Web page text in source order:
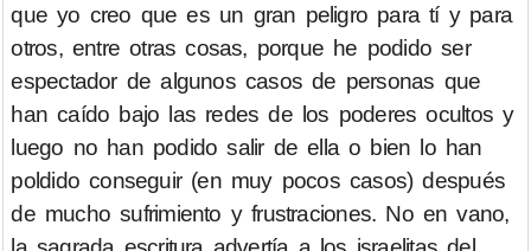
que yo creo que es un gran peligro para tí y para
otros, entre otras cosas, porque he podido ser
espectador de algunos casos de personas que
han caído bajo las redes de los poderes ocultos y
luego no han podido salir de ella o bien lo han
poldido conseguir (en muy pocos casos) después
de mucho sufrimiento y frustraciones. No en vano,